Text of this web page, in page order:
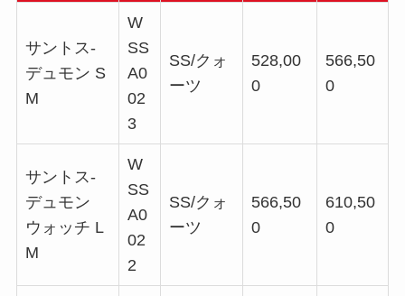
サントス-
デュモン S
M
W
SS
A0
02
3
SS/クォ
ーツ
528,00
0
566,50
0
サントス-
デュモン
ウォッチ L
M
W
SS
A0
02
2
SS/クォ
ーツ
566,50
0
610,50
0